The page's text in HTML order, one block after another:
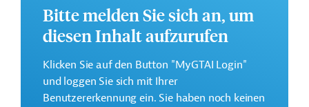
Sargassum unterstützt werden.
Die Durchführung des Projekts ist bis Dezember 2028
Weitere Informationen zu dem Entwicklungsprojekt
finden Sie auf der
Webseite der AFD
Bitte melden Sie sich an, um
diesen Inhalt aufzurufen
Klicken Sie auf den Button "MyGTAI Login"
und loggen Sie sich mit Ihrer
Benutzererkennung ein. Sie haben noch keinen